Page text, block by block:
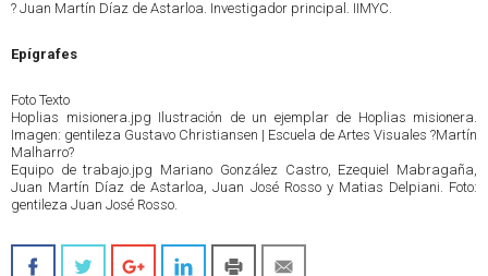
? Juan Martín Díaz de Astarloa. Investigador principal. IIMYC.
Epígrafes
Foto Texto
Hoplias misionera.jpg Ilustración de un ejemplar de Hoplias misionera.
Imagen: gentileza Gustavo Christiansen | Escuela de Artes Visuales ?Martín
Malharro?
Equipo de trabajo.jpg Mariano González Castro, Ezequiel Mabragaña,
Juan Martín Díaz de Astarloa, Juan José Rosso y Matias Delpiani. Foto:
gentileza Juan José Rosso.